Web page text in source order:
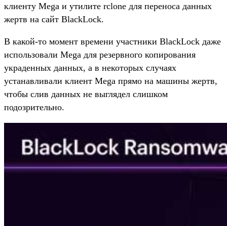
клиенту Mega и утилите rclone для переноса данных
жертв на сайт BlackLock.
В какой-то момент времени участники BlackLock даже
использовали Mega для резервного копирования
украденных данных, а в некоторых случаях
устанавливали клиент Mega прямо на машины жертв,
чтобы слив данных не выглядел слишком
подозрительно.